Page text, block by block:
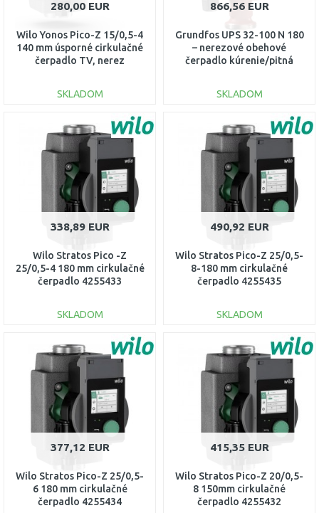
280,00 EUR
Wilo Yonos Pico-Z 15/0,5-4
140 mm úsporné cirkulačné
čerpadlo TV, nerez
SKLADOM
DO KOŠÍKA
Porovnať
866,56 EUR
Grundfos UPS 32-100 N 180
– nerezové obehové
čerpadlo kúrenie/pitná
SKLADOM
DO KOŠÍKA
Porovnať
338,89 EUR
Wilo Stratos Pico -Z
25/0,5-4 180 mm cirkulačné
čerpadlo 4255433
SKLADOM
DO KOŠÍKA
Porovnať
490,92 EUR
Wilo Stratos Pico-Z 25/0,5-
8-180 mm cirkulačné
čerpadlo 4255435
SKLADOM
DO KOŠÍKA
Porovnať
377,12 EUR
Wilo Stratos Pico-Z 25/0,5-
6 180 mm cirkulačné
čerpadlo 4255434
415,35 EUR
Wilo Stratos Pico-Z 20/0,5-
8 150mm cirkulačné
čerpadlo 4255432